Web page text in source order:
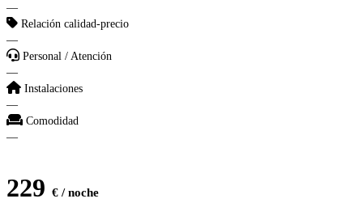
—
Relación calidad-precio
—
Personal / Atención
—
Instalaciones
—
Comodidad
—
229 € / noche